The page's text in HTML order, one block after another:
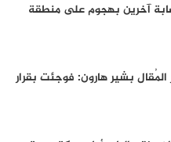
وإصابة آخرين بهجوم على منطقة
المُقال بشير هارون: فوجئت بقرار